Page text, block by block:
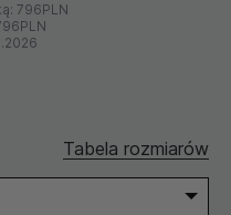
796PLN
Tabela rozmiarów